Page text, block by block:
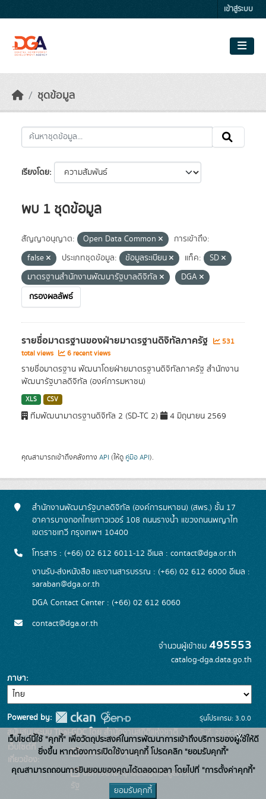
เข้าสู่ระบบ
ชุดข้อมูล
เรียงโดย
พบ 1 ชุดข้อมูล
สัญญาอนุญาต: Open Data Common
การเข้าถึง:
false
ประเภทชุดข้อมูล: ข้อมูลระเบียน แท็ค:
SD
มาตรฐานสำนักงานพัฒนารัฐบาลดิจิทัล
DGA
กรองผลลัพธ์
รายชื่อมาตรฐานของฝ่ายมาตรฐานดิจิทัลภาครัฐ
531
total views
6 recent views
รายชื่อมาตรฐาน พัฒนาโดยฝ่ายมาตรฐานดิจิทัลภาครัฐ สำนักงาน
พัฒนารัฐบาลดิจิทัล (องค์การมหาชน)
XLS CSV
ทีมพัฒนามาตรฐานดิจิทัล 2 (SD-TC 2) 4 มิถุนายน 2569
คุณสามารถเข้าถึงคลังทาง API (ให้ดู คู่มือ API).
สำนักงานพัฒนารัฐบาลดิจิทัล (องค์การมหาชน) (สพร.) ชั้น 17
อาคารบางกอกไทยทาวเวอร์ 108 ถนนรางน้ำ แขวงถนนพญาไท
เขตราชเทวี กรุงเทพฯ 10400
โทรสาร : (+66) 02 612 6011-12 อีเมล : contact@dga.or.th
งานรับ-ส่งหนังสือ และงานสารบรรณ : (+66) 02 612 6000 อีเมล :
saraban@dga.or.th
DGA Contact Center : (+66) 02 612 6060
contact@dga.or.th
จำนวนผู้เข้าชม 495553
catalog-dga.data.go.th
ภาษา
Powered by:
สนับสนุนระบบ Thai-GDC โดย สำนักงานสถิติแห่งชาติ
เว็บไซต์ที่
เกี่ยวข้อง:
ระบบบัญชีข้อมูลภาครัฐ
บริการนามานุกรมบัญชีข้อมูลภาค
รุ่นโปรแกรม: 3.0.0
วันที่: 2025-06-
26
เว็บไซต์นี้ใช้ "คุกกี้" เพื่อวัตถุประสงค์ในการพัฒนาการเข้าถึงบริการของผู้ใช้ให้ดี
ยิ่งขึ้น หากต้องการเปิดใช้งานคุกกี้ โปรดคลิก "ยอมรับคุกกี้"
คุณสามารถถอนการยินยอมของคุณได้ตลอดเวลา โดยไปที่ "การตั้งค่าคุกกี้"
ยอมรับคุกกี้
x